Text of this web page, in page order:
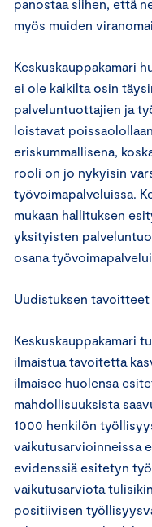
panostaa siihen, että
myös muiden
Keskuskauppakamari
ei ole kaikilta osin
palveluntuottajien ja
loistavat
eriskummallisena,
rooli on jo nykyisin
työvoimapalveluissa.
mukaan hallituksen
yksityisten
osana
Uudistuksen tavoitteet
Keskuskauppakamari
ilmaistua tavoitetta
ilmaisee huolensa
mahdollisuuksista
1000 henkilön
vaikutusarvioinneissa
evidenssiä esitetyn
vaikutusarviota
positiivisen